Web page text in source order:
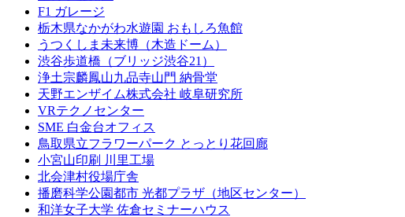
F1 ガレージ
栃木県なかがわ水遊園 おもしろ魚館
うつくしま未来博（木造ドーム）
渋谷歩道橋（ブリッジ渋谷21）
浄土宗麟鳳山九品寺山門 納骨堂
天野エンザイム株式会社 岐阜研究所
VRテクノセンター
SME 白金台オフィス
鳥取県立フラワーパーク とっとり花回廊
小宮山印刷 川里工場
北会津村役場庁舎
播磨科学公園都市 光都プラザ（地区センター）
和洋女子大学 佐倉セミナーハウス